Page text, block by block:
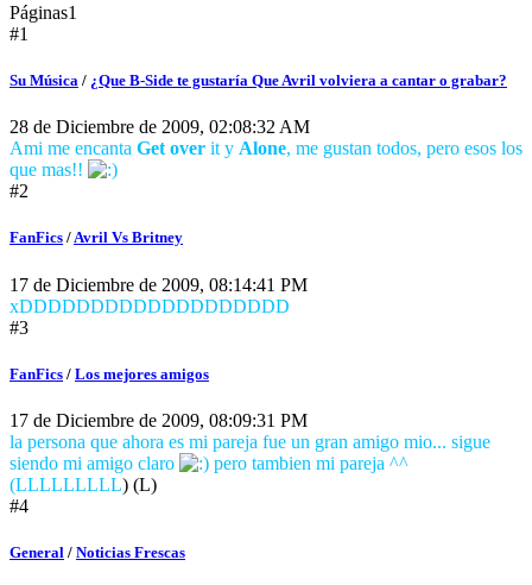
Páginas1
#1
Su Música / ¿Que B-Side te gustaría Que Avril volviera a cantar o grabar?
28 de Diciembre de 2009, 02:08:32 AM
Ami me encanta Get over it y Alone, me gustan todos, pero esos los
que mas!!
#2
FanFics /Avril Vs Britney
17 de Diciembre de 2009, 08:14:41 PM
xDDDDDDDDDDDDDDDDDDD
#3
FanFics / Los mejores amigos
17 de Diciembre de 2009, 08:09:31 PM
la persona que ahora es mi pareja fue un gran amigo mio... sigue
siendo mi amigo claro
pero tambien mi pareja ^^
(LLLLLLLLL) (L)
#4
General / Noticias Frescas